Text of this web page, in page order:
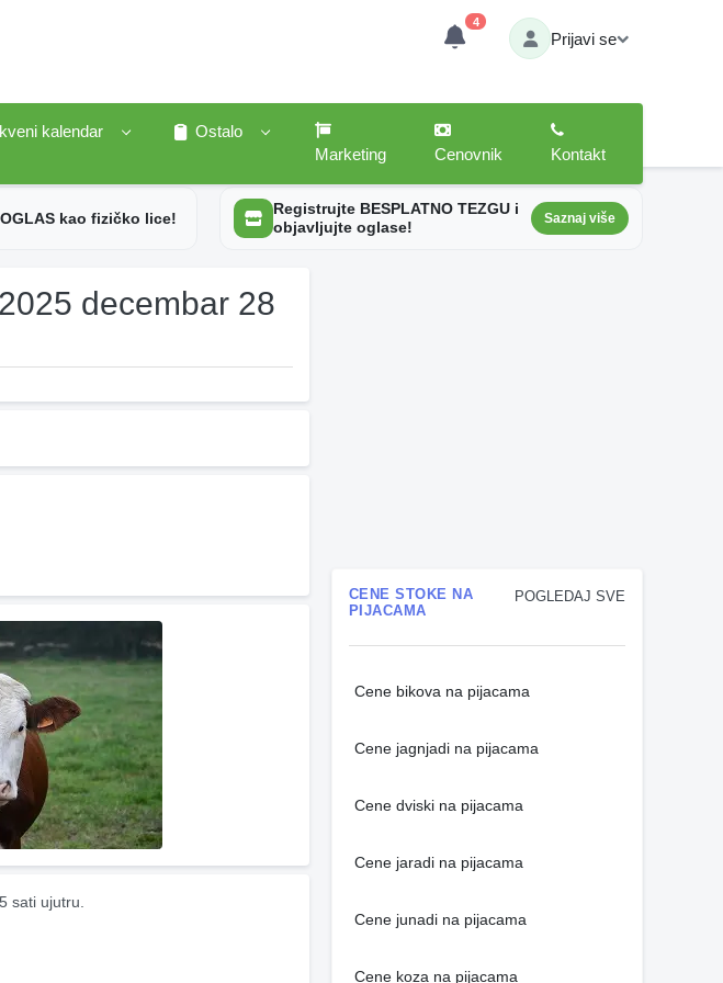
4
Prijavi se
kalendar
Ostalo
Marketing
Cenovnik Kontakt
kao fizičko lice!
Registrujte BESPLATNO TEZGU i
objavljujte oglase!
Saznaj više
decembar 28
sati ujutru.
POGLEDAJ SVE
CENE STOKE NA
PIJACAMA
Cene bikova na pijacama
Cene jagnjadi na pijacama
Cene dviski na pijacama
Cene jaradi na pijacama
Cene junadi na pijacama
Cene koza na pijacama